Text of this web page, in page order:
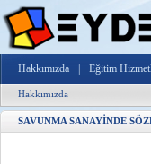
Hakkımızda Eğitim
Hakkımızda
SAVUNMA SANAYİNDE